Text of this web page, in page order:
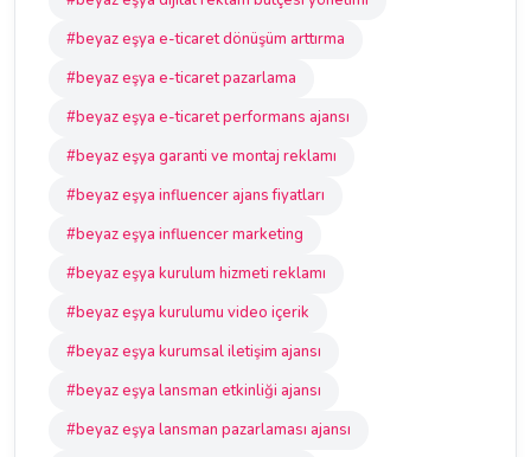
#beyaz eşya e-ticaret dönüşüm arttırma
#beyaz eşya e-ticaret pazarlama
#beyaz eşya e-ticaret performans ajansı
#beyaz eşya garanti ve montaj reklamı
#beyaz eşya influencer ajans fiyatları
#beyaz eşya influencer marketing
#beyaz eşya kurulum hizmeti reklamı
#beyaz eşya kurulumu video içerik
#beyaz eşya kurumsal iletişim ajansı
#beyaz eşya lansman etkinliği ajansı
#beyaz eşya lansman pazarlaması ajansı